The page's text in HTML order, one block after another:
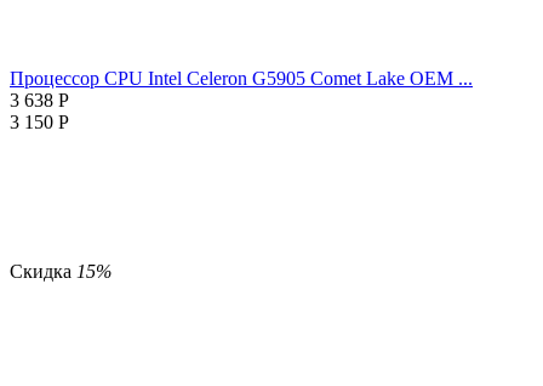
Процессор CPU Intel Celeron G5905 Comet Lake OEM ...
3 638 Р
3 150 Р
Скидка 15%